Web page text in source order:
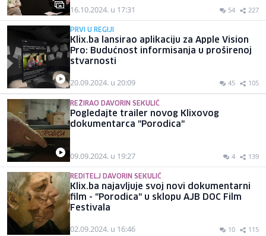
16.10.2024. u 17:31 54 227
PRVI U REGIJI
Klix.ba lansirao aplikaciju za Apple Vision
Pro: Budućnost informisanja u proširenoj
stvarnosti
20.09.2024. u 20:09 45 105
REŽIRAO DAVORIN SEKULIĆ
Pogledajte trailer novog Klixovog
dokumentarca "Porodica"
09.09.2024. u 19:27 4 139
REDITELJ DAVORIN SEKULIĆ
Klix.ba najavljuje svoj novi dokumentarni
film - "Porodica" u sklopu AJB DOC Film
Festivala
02.09.2024. u 16:46 10 115